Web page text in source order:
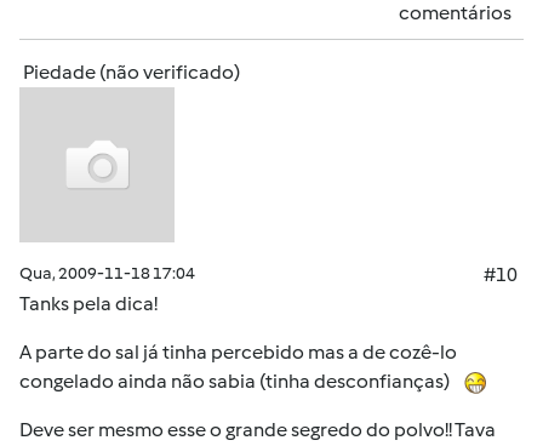
comentários
Piedade (não verificado)
Qua, 2009-11-18 17:04
#10
Tanks pela dica!
A parte do sal já tinha percebido mas a de cozê-lo
congelado ainda não sabia (tinha desconfianças)
Deve ser mesmo esse o grande segredo do polvo!! Tava